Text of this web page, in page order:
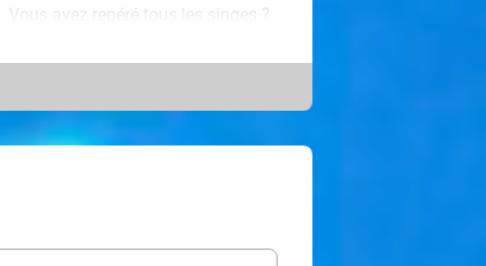
avez repéré tous les singes ?
souhaitons d'ores et déjà une
tandis que les jeunes gorilles